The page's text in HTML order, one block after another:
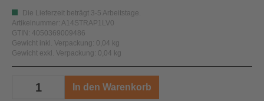
Die Lieferzeit beträgt 3-5 Arbeitstage.
Artikelnummer: A14STRAP1LV0
GTIN: 4050369009486
Gewicht inkl. Verpackung: 0,04 kg
Gewicht exkl. Verpackung: 0,04 kg
In den Warenkorb